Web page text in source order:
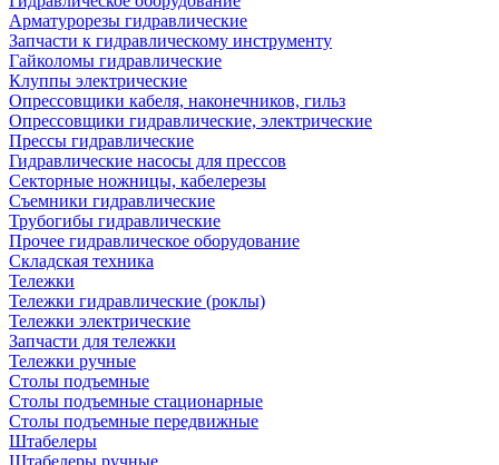
Арматурорезы гидравлические
Запчасти к гидравлическому инструменту
Гайколомы гидравлические
Клуппы электрические
Опрессовщики кабеля, наконечников, гильз
Опрессовщики гидравлические, электрические
Прессы гидравлические
Гидравлические насосы для прессов
Секторные ножницы, кабелерезы
Съемники гидравлические
Трубогибы гидравлические
Прочее гидравлическое оборудование
Складская техника
Тележки
Тележки гидравлические (роклы)
Тележки электрические
Запчасти для тележки
Тележки ручные
Столы подъемные
Столы подъемные стационарные
Столы подъемные передвижные
Штабелеры
Штабелеры ручные